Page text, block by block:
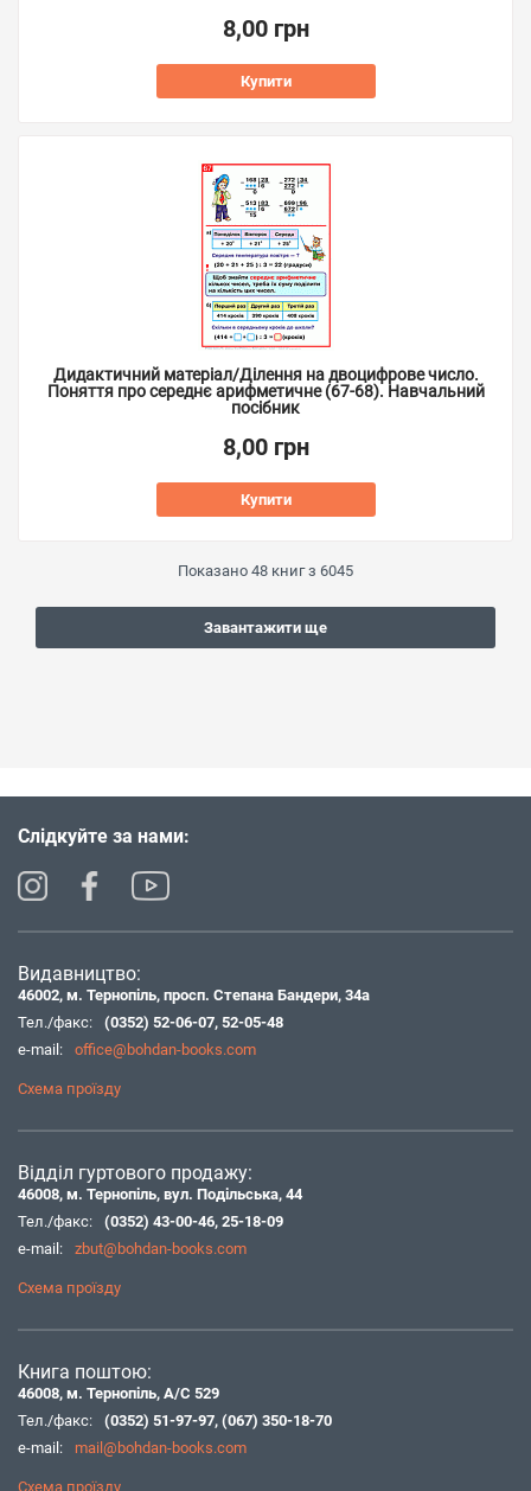
8,00 грн
Купити
Дидактичний матеріал/Ділення на двоцифрове число.
Поняття про середнє арифметичне (67-68). Навчальний
посібник
8,00 грн
Купити
Показано 48 книг з 6045
Завантажити ще
Слідкуйте за нами:
Видавництво:
46002, м. Тернопіль, просп. Степана Бандери, 34а
Тел./факс:
(0352) 52-06-07, 52-05-48
e-mail:
office@bohdan-books.com
Схема проїзду
Відділ гуртового продажу:
46008, м. Тернопіль, вул. Подільська, 44
Тел./факс:
(0352) 43-00-46, 25-18-09
e-mail:
zbut@bohdan-books.com
Схема проїзду
Книга поштою:
46008, м. Тернопіль, А/С 529
Тел./факс:
(0352) 51-97-97, (067) 350-18-70
e-mail:
mail@bohdan-books.com
Схема проїзду